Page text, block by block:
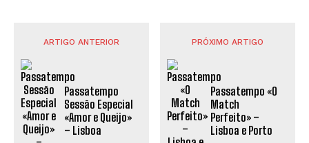
ARTIGO ANTERIOR
Passatempo
Sessão Especial
«Amor e Queijo»
– Lisboa
PRÓXIMO ARTIGO
Passatempo «O
Match
Perfeito» –
Lisboa e Porto